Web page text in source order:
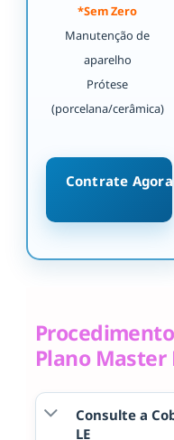
*Sem Zero
Manutenção de
aparelho
Prótese
(porcelana/cerâmica)
Contrate Agora
Plano Master
Consulte a
LE